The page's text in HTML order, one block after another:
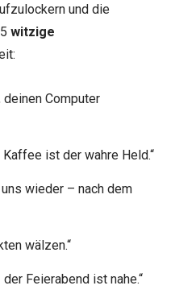
und die
witzige
deinen Computer
Kaffee ist der wahre Held.“
wieder – nach dem
wälzen.“
Feierabend ist nahe.“